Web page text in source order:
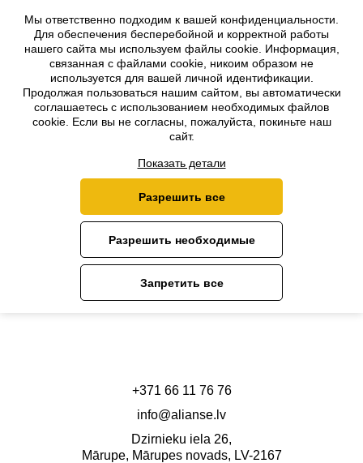
Свяжитесь с нами
Главная›Свяжитесь с нами
+371 66 11 76 76
info@alianse.lv
Dzirnieku iela 26,
Mārupe, Mārupes novads, LV-2167
Мы ответственно подходим к вашей конфиденциальности.
Для обеспечения бесперебойной и корректной работы
нашего сайта мы используем файлы cookie. Информация,
связанная с файлами cookie, никоим образом не
используется для вашей личной идентификации.
Продолжая пользоваться нашим сайтом, вы автоматически
соглашаетесь с использованием необходимых файлов
cookie. Если вы не согласны, пожалуйста, покиньте наш
сайт.
Показать детали
Разрешить все
Разрешить необходимые
Запретить все